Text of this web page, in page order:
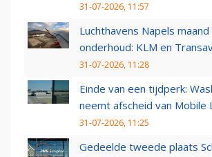
31-07-2026, 11:57
Luchthavens Napels
onderhoud: KLM en
31-07-2026, 11:28
Einde van een tijdperk:
neemt afscheid van Mobile
31-07-2026, 11:25
Gedeelde tweede plaats